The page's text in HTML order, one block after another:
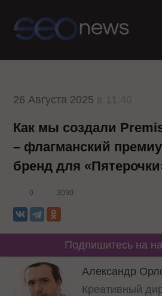
26 Августа 2025
Как мы создали
– флагманский
бренд для
0 3090
Подпишитесь на
Александр
Креативный